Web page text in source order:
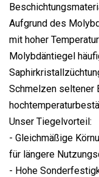
Aufgrund des
mit hoher
Molybdäntiegel
Schmelzen seltener
Unser Tiegelvorteil:
- Gleichmäßige
für längere
- Hohe